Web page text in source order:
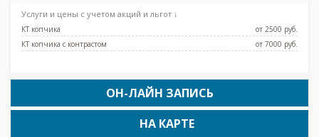
Услуги и цены с учетом акций и льгот ↓
КТ копчика
от 2500 pуб.
КТ копчика с контрастом
от 7000 pуб.
ОН-ЛАЙН ЗАПИСЬ
НА КАРТЕ